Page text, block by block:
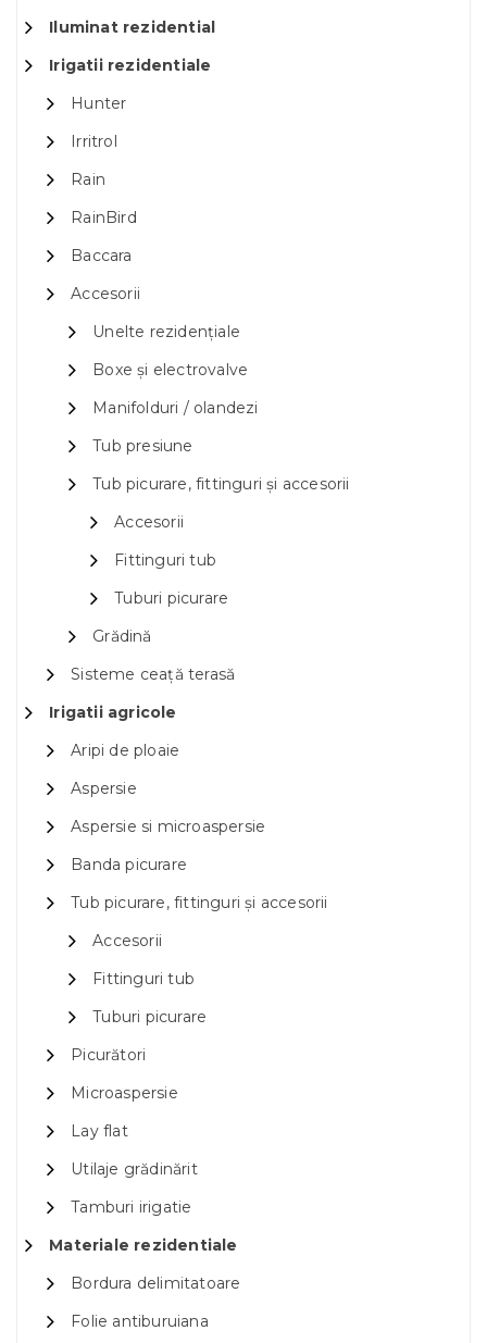
Iluminat rezidential
Irigatii rezidentiale
Hunter
Irritrol
Rain
RainBird
Baccara
Accesorii
Unelte rezidențiale
Boxe și electrovalve
Manifolduri / olandezi
Tub presiune
Tub picurare, fittinguri și accesorii
Accesorii
Fittinguri tub
Tuburi picurare
Grădină
Sisteme ceață terasă
Irigatii agricole
Aripi de ploaie
Aspersie
Aspersie si microaspersie
Banda picurare
Tub picurare, fittinguri și accesorii
Accesorii
Fittinguri tub
Tuburi picurare
Picurători
Microaspersie
Lay flat
Utilaje grădinărit
Tamburi irigatie
Materiale rezidentiale
Bordura delimitatoare
Folie antiburuiana